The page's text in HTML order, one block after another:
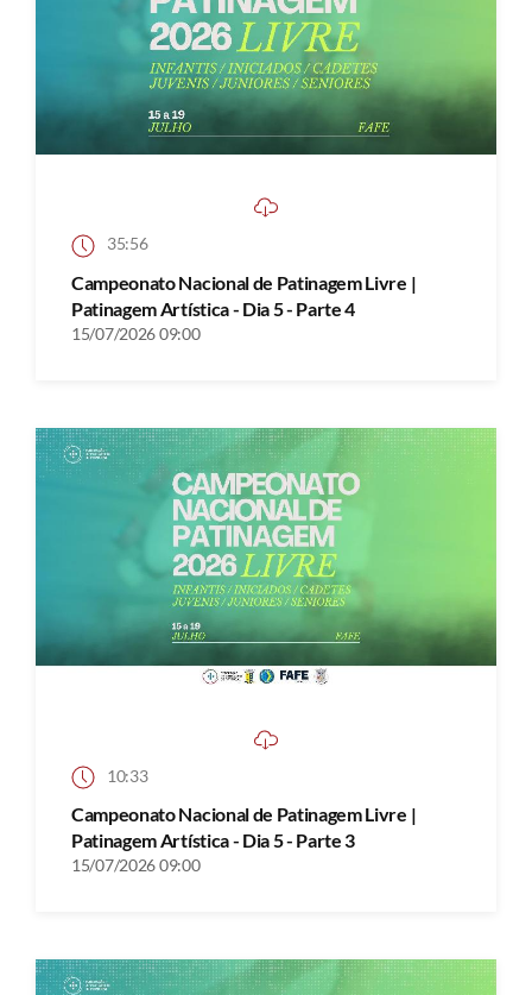
35:56
Campeonato Nacional de Patinagem Livre |
Patinagem Artística - Dia 5 - Parte 4
15/07/2026 09:00
10:33
Campeonato Nacional de Patinagem Livre |
Patinagem Artística - Dia 5 - Parte 3
15/07/2026 09:00